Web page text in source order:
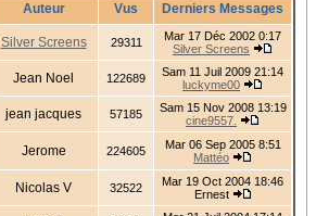
Auteur Vus Derniers Messages
Silver Screens 29311
Mar 17 Déc 2002 0:17
Silver Screens
Jean Noel 122689
Sam 11 Juil 2009 21:14
luckyme00
jean jacques 57185
Sam 15 Nov 2008 13:19
cine9557.
Jerome 224605
Mar 06 Sep 2005 8:51
Mattéo
Nicolas V 32522
Mar 19 Oct 2004 18:46
Ernest